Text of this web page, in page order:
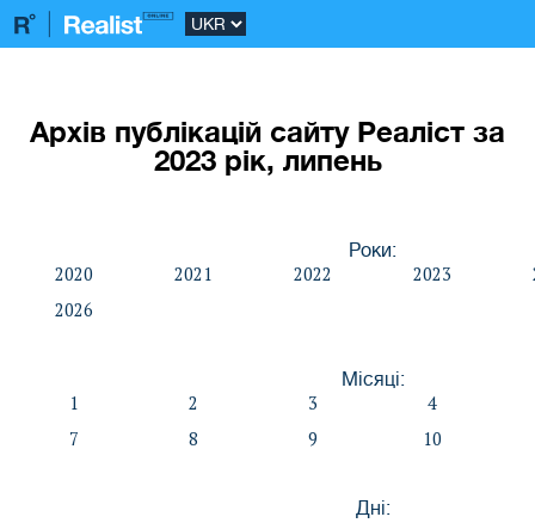
Архів публікацій сайту Реаліст за
2023 рік, липень
Роки:
2020 2021 2022 2023
2026
Місяці:
1 2 3
4
7
8 9 10
Дні: